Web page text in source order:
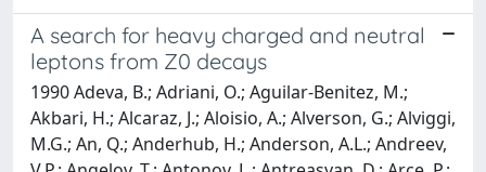
A search for heavy charged and neutral
leptons from Z0 decays
1990 Adeva, B.; Adriani, O.; Aguilar-Benitez, M.;
Akbari, H.; Alcaraz, J.; Aloisio, A.; Alverson, G.; Alviggi,
M.G.; An, Q.; Anderhub, H.; Anderson, A.L.; Andreev,